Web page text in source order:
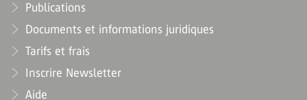
Publications
Documents et informations juridiques
Tarifs et frais
Inscrire Newsletter
Aide